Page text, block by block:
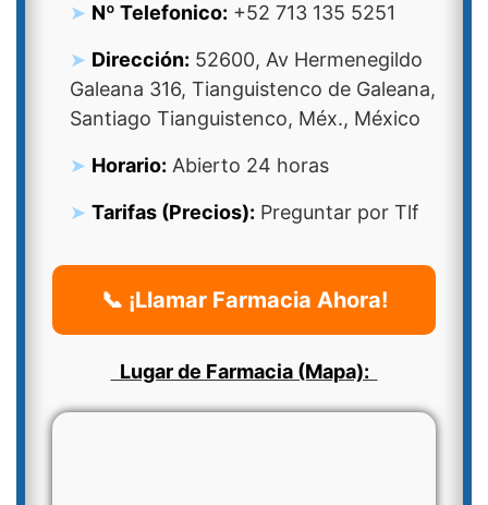
Nº Telefonico: +52 713 135 5251
Dirección: 52600, Av Hermenegildo
Galeana 316, Tianguistenco de Galeana,
Santiago Tianguistenco, Méx., México
Horario: Abierto 24 horas
Tarifas (Precios): Preguntar por Tlf
📞 ¡Llamar Farmacia Ahora!
Lugar de Farmacia (Mapa):